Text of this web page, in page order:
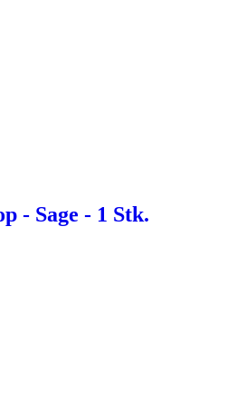
- Sage - 1 Stk.